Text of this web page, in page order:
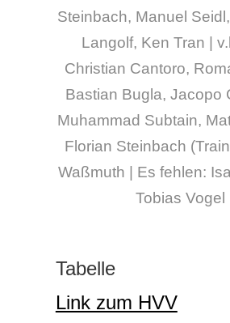
Steinbach, Manuel
Langolf, Ken Tran |
Christian Cantoro,
Bastian Bugla, Jacopo
Muhammad Subtain,
Florian Steinbach
Waßmuth | Es fehlen:
Tobias Vogel
Tabelle
Link zum HVV